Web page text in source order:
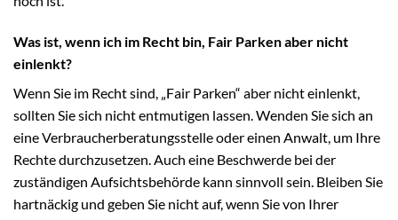
Was ist, wenn ich im Recht bin, Fair Parken aber nicht
einlenkt?
Wenn Sie im Recht sind, „Fair Parken“ aber nicht einlenkt,
sollten Sie sich nicht entmutigen lassen. Wenden Sie sich an
eine Verbraucherberatungsstelle oder einen Anwalt, um Ihre
Rechte durchzusetzen. Auch eine Beschwerde bei der
zuständigen Aufsichtsbehörde kann sinnvoll sein. Bleiben Sie
hartnäckig und geben Sie nicht auf, wenn Sie von Ihrer